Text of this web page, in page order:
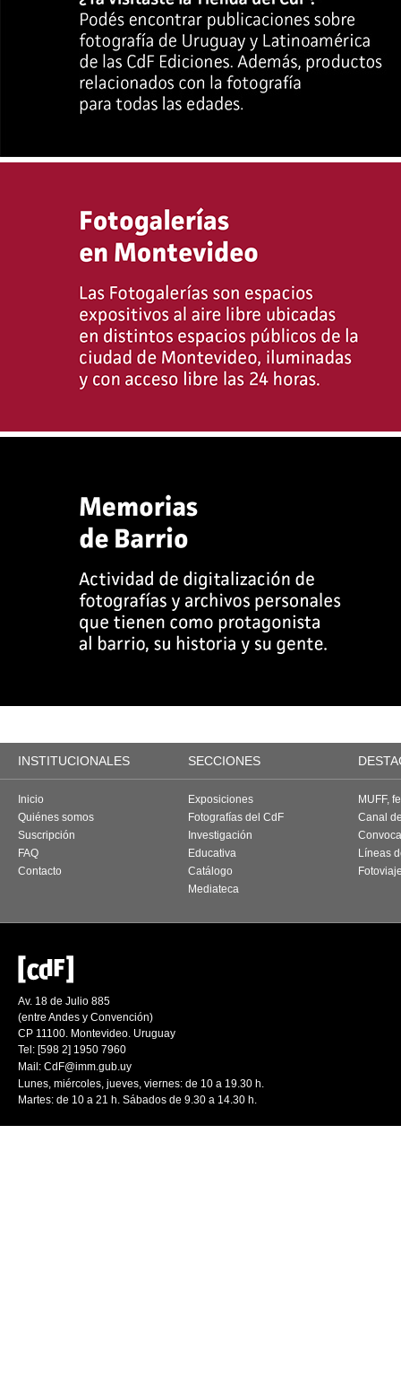
INSTITUCIONALES SECCIONES
Inicio
Quiénes somos
Suscripción
FAQ
Contacto
Exposiciones
Fotografías del CdF
Investigación
Educativa
Catálogo
Mediateca
MUFF,
Canal
Líneas
Av. 18 de Julio 885
(entre Andes y Convención)
CP 11100. Montevideo. Uruguay
Tel: [598 2] 1950 7960
Mail: CdF@imm.gub.uy
Lunes, miércoles, jueves, viernes: de 10 a 19.30 h.
Martes: de 10 a 21 h. Sábados de 9.30 a 14.30 h.